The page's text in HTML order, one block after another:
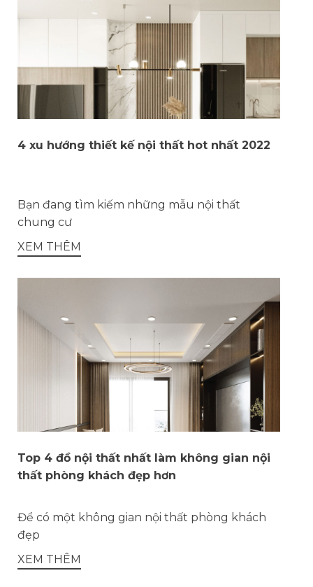
4 xu hướng thiết kế nội thất hot nhất 2022
Bạn đang tìm kiếm những mẫu nội thất
chung cư
XEM THÊM
Top 4 đồ nội thất nhất làm không gian nội
thất phòng khách đẹp hơn
Để có một không gian nội thất phòng khách
đẹp
XEM THÊM